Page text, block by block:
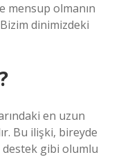
mensup olmanın
dinimizdeki
en uzun
Bu ilişki, bireyde
destek gibi olumlu